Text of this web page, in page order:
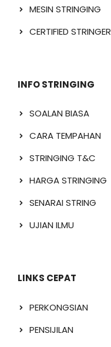
MESIN STRINGING
CERTIFIED STRINGER
INFO STRINGING
SOALAN BIASA
CARA TEMPAHAN
STRINGING T&C
HARGA STRINGING
SENARAI STRING
UJIAN ILMU
LINKS CEPAT
PERKONGSIAN
PENSIJILAN